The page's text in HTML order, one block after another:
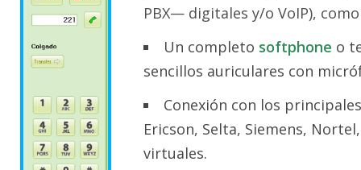
PBX— digitales y/o VoIP),
Un completo softphone o
sencillos auriculares con
Conexión con los
Ericson, Selta, Siemens,
virtuales.